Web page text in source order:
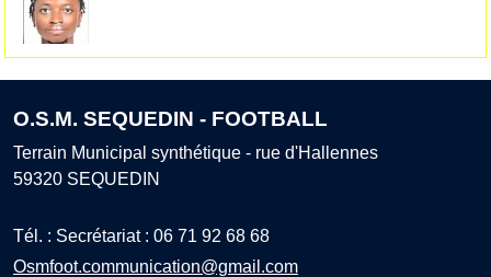
O.S.M. SEQUEDIN - FOOTBALL
Terrain Municipal synthétique - rue d'Hallennes
59320 SEQUEDIN
Tél. : Secrétariat : 06 71 92 68 68
Osmfoot.communication@gmail.com